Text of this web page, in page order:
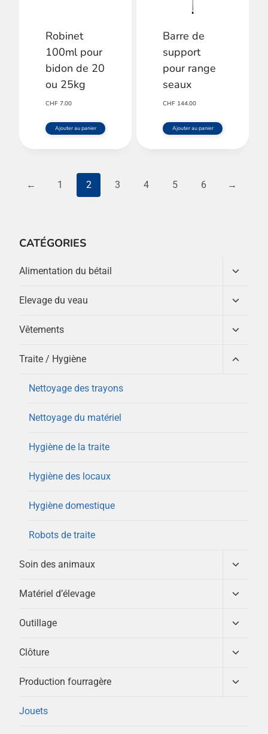
options
peuvent
être
choisies
page
Robinet
100ml pour
bidon de 20
ou 25kg
CHF 7.00
Ajouter au panier
Barre de
support
pour range
seaux
CHF 144.00
Ajouter au panier
← 1 2 3 4 5 6 →
CATÉGORIES
Alimentation du bétail
Ouvrir/
menu
Elevage du veau
Ouvrir/
menu
Vêtements
Ouvrir/
menu
Traite / Hygiène
Ouvrir/
Nettoyage des trayons
Nettoyage du matériel
Hygiène de la traite
Hygiène des locaux
Hygiène domestique
Robots de traite
Soin des animaux
Ouvrir/
menu
Matériel d’élevage
Ouvrir/
menu
Outillage
Ouvrir/
menu
Clôture
Ouvrir/
menu
Production fourragère
Ouvrir/
Jouets